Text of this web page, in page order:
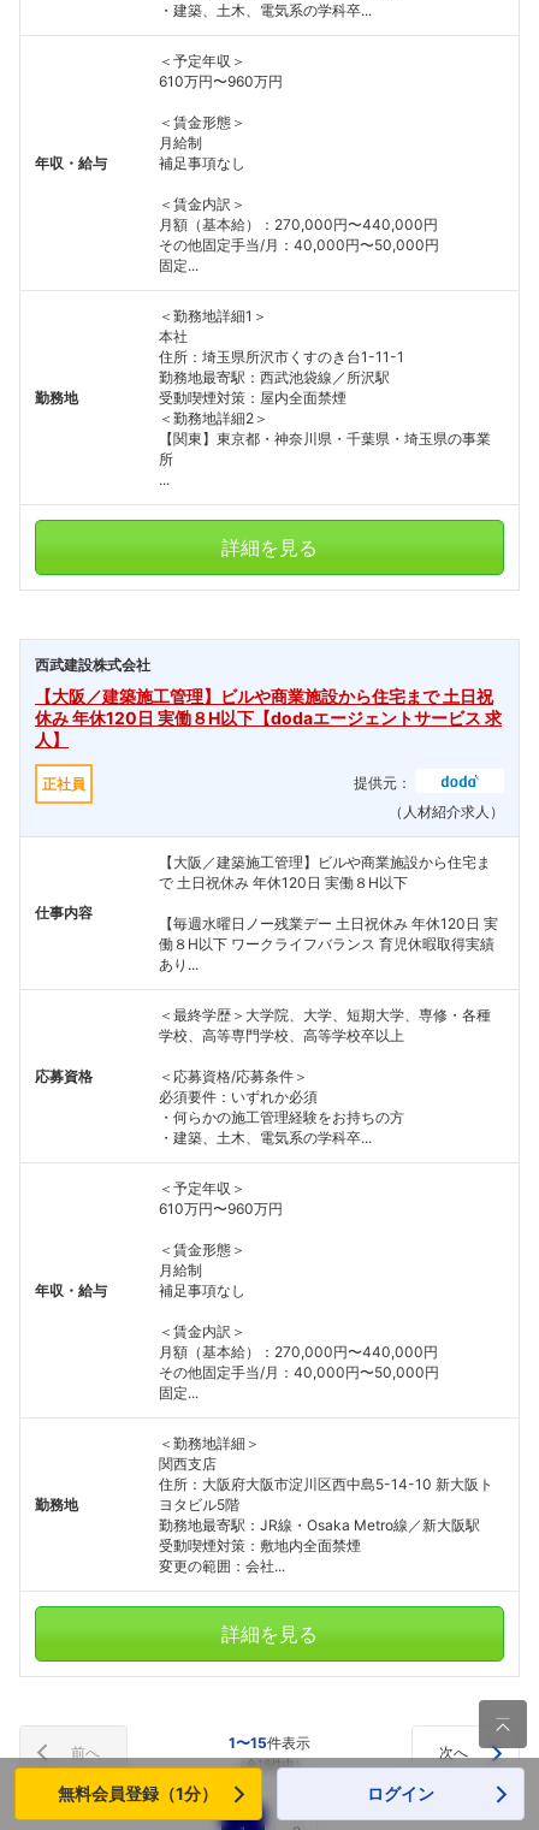
・建築、土木、電気系の学科卒...
年収・給与
＜予定年収＞
610万円〜960万円
＜賃金形態＞
月給制
補足事項なし
＜賃金内訳＞
月額（基本給）：270,000円〜440,000円
その他固定手当/月：40,000円〜50,000円
固定...
勤務地
＜勤務地詳細1＞
本社
住所：埼玉県所沢市くすのき台1-11-1
勤務地最寄駅：西武池袋線／所沢駅
受動喫煙対策：屋内全面禁煙
＜勤務地詳細2＞
【関東】東京都・神奈川県・千葉県・埼玉県の事業
所
...
詳細を見る
西武建設株式会社
【大阪／建築施工管理】ビルや商業施設から住宅まで 土日祝
休み 年休120日 実働８H以下【dodaエージェントサービス 求
人】
正社員
提供元：
（人材紹介求人）
仕事内容
【大阪／建築施工管理】ビルや商業施設から住宅ま
で 土日祝休み 年休120日 実働８H以下
【毎週水曜日ノー残業デー 土日祝休み 年休120日 実
働８H以下 ワークライフバランス 育児休暇取得実績
あり...
応募資格
＜最終学歴＞大学院、大学、短期大学、専修・各種
学校、高等専門学校、高等学校卒以上
＜応募資格/応募条件＞
必須要件：いずれか必須
・何らかの施工管理経験をお持ちの方
・建築、土木、電気系の学科卒...
年収・給与
＜予定年収＞
610万円〜960万円
＜賃金形態＞
月給制
補足事項なし
＜賃金内訳＞
月額（基本給）：270,000円〜440,000円
その他固定手当/月：40,000円〜50,000円
固定...
勤務地
＜勤務地詳細＞
関西支店
住所：大阪府大阪市淀川区西中島5-14-10 新大阪ト
ヨタビル5階
勤務地最寄駅：JR線・Osaka Metro線／新大阪駅
受動喫煙対策：敷地内全面禁煙
変更の範囲：会社...
詳細を見る
1〜15件表示
（全16件中）
前へ 次へ

無料会員登録（1分） ログイン